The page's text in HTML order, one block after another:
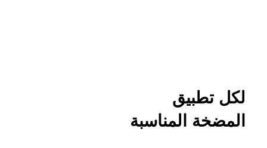
لكل تطبيق
المضخة المناسبة